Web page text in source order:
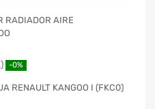
RADIADOR AIRE
-0%
RENAULT KANGOO I (FKC0)